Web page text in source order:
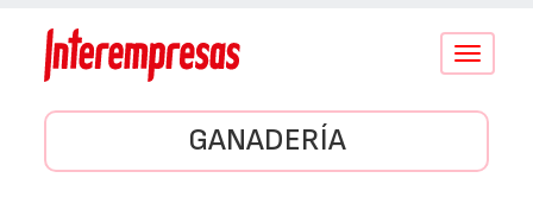
Conmutar
GANADERÍA